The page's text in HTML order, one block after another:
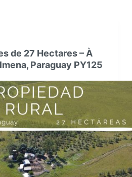
de 27 Hectares – À
Paraguay PY125